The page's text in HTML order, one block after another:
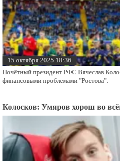
15 октября 2025 18:36
Почётный президент РФС Вячеслав
финансовыми проблемами "Ростова".
Колосков: Умяров хорош во